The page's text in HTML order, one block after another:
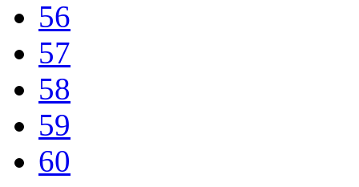
56
57
58
59
60